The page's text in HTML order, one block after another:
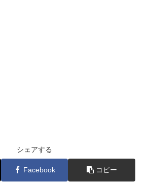
シェアする
Facebook コピー